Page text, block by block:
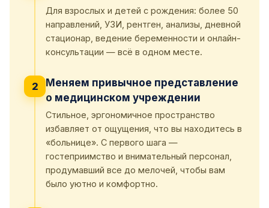
Для взрослых и детей с рождения: более 50
направлений, УЗИ, рентген, анализы, дневной
стационар, ведение беременности и онлайн-
консультации — всё в одном месте.
2
Меняем привычное представление
о медицинском учреждении
Стильное, эргономичное пространство
избавляет от ощущения, что вы находитесь в
«больнице». С первого шага —
гостеприимство и внимательный персонал,
продумавший все до мелочей, чтобы вам
было уютно и комфортно.